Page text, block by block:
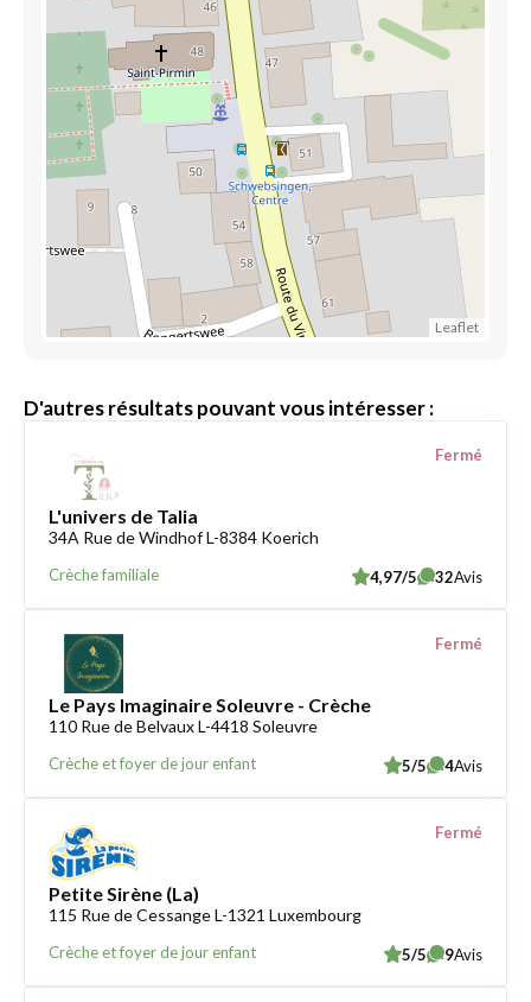
Leaflet
D'autres résultats pouvant vous intéresser :
L'univers de Talia
34A Rue de Windhof L-8384 Koerich
Crèche familiale
Fermé
4,97/5 32Avis
Le Pays Imaginaire Soleuvre - Crèche
110 Rue de Belvaux L-4418 Soleuvre
Crèche et foyer de jour enfant
Fermé
5/5 4Avis
Petite Sirène (La)
115 Rue de Cessange L-1321 Luxembourg
Crèche et foyer de jour enfant
Fermé
5/5 9Avis